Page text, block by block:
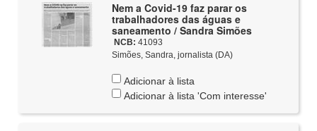
Nem a Covid-19 faz parar os
trabalhadores das águas e
saneamento / Sandra Simões
NCB: 41093
Simões, Sandra, jornalista (DA)
Adicionar à lista
Adicionar à lista 'Com interesse'